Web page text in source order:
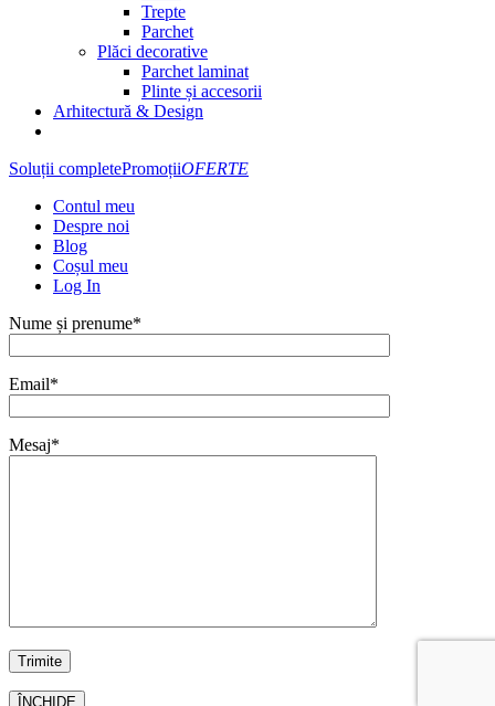
Trepte
Parchet
Plăci decorative
Parchet laminat
Plinte și accesorii
Arhitectură & Design
Soluții completePromoțiiOFERTE
Contul meu
Despre noi
Blog
Coșul meu
Log In
Nume și prenume*
Email*
Mesaj*
ÎNCHIDE